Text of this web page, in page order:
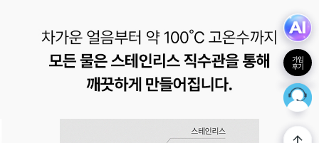
가입
후기
365
최적